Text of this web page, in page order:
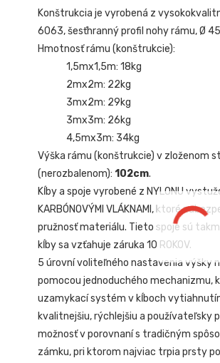
Konštrukcia je vyrobená z
6063, šesťhranný profil nohy rámu, Ø
Hmotnosť rámu (konštrukcie):
1,5mx1,5m: 18kg
2mx2m: 22kg
3mx2m: 29kg
3mx3m: 26kg
4,5mx3m: 34kg
Výška rámu (konštrukcie) v zloženom
(nerozbalenom):102cm.
Kĺby a spoje vyrobené z NYLONU
KARBÓNOVÝMI VLÁKNAMI, ktoré
pružnosť materiálu. Tieto spoje sú
kĺby sa vzťahuje záruka 10 ROKOV.
5 úrovní voliteľného nastavenia výšky
pomocou jednoduchého mechanizmu,
uzamykací systém v kĺboch
kvalitnejšiu, rýchlejšiu a používateľsky
možnosť v porovnaní s tradičným
zámku, pri ktorom najviac trpia prsty